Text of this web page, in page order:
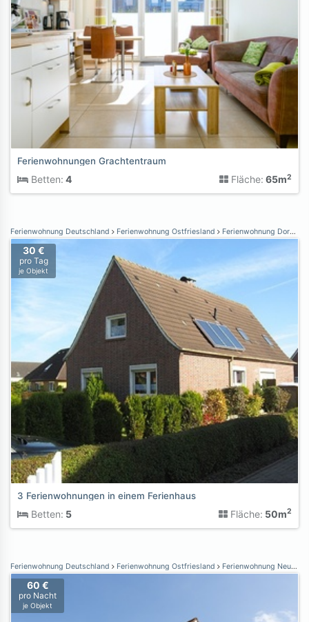
Ferienwohnungen Grachtentraum
Betten: 4 Fläche: 65m2
Ferienwohnung Deutschland Ferienwohnung Ostfriesland Ferienwohnung Dornumersiel
30 €
pro Tag
je Objekt
3 Ferienwohnungen in einem Ferienhaus
Betten: 5 Fläche: 50m2
Ferienwohnung Deutschland Ferienwohnung Ostfriesland Ferienwohnung Neuharlingersiel
60 €
pro Nacht
je Objekt